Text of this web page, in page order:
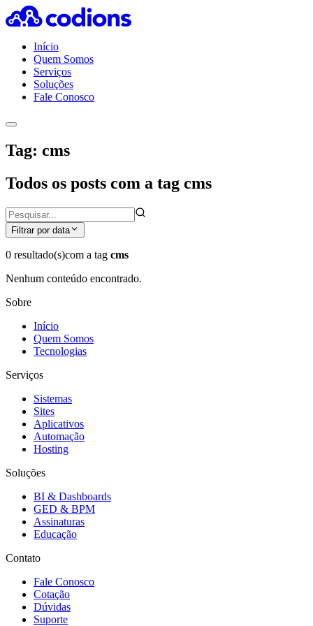
Início
Quem Somos
Serviços
Soluções
Fale Conosco
Tag: cms
Todos os posts com a tag cms
Filtrar por data
0 resultado(s)com a tag cms
Nenhum conteúdo encontrado.
Sobre
Início
Quem Somos
Tecnologias
Serviços
Sistemas
Sites
Aplicativos
Automação
Hosting
Soluções
BI & Dashboards
GED & BPM
Assinaturas
Educação
Contato
Fale Conosco
Cotação
Dúvidas
Suporte